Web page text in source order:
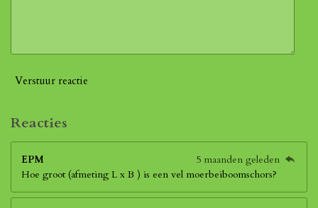
Verstuur reactie
Reacties
EPM
5 maanden geleden
Hoe groot (afmeting L x B ) is een vel moerbeiboomschors?